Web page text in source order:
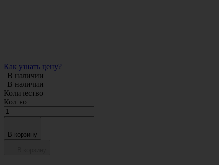
Как узнать цену?
В наличии
В наличии
Количество
Кол-во
В корзину